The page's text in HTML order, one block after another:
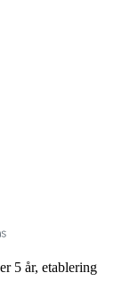
5 år, etablering